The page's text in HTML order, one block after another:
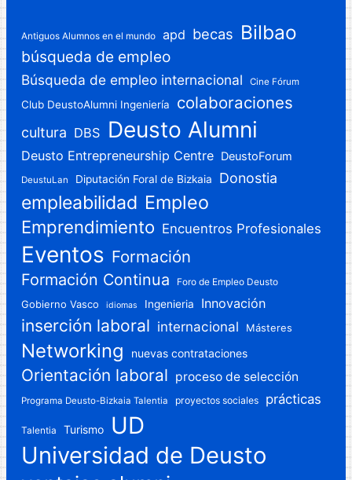
Antiguos Alumnos en el mundo apd becas Bilbao
búsqueda de empleo
Búsqueda de empleo internacional Cine Fórum
Club DeustoAlumni Ingeniería colaboraciones
cultura DBS Deusto Alumni
Deusto Entrepreneurship Centre DeustoForum
DeustuLan Diputación Foral de Bizkaia Donostia
empleabilidad Empleo
Emprendimiento Encuentros Profesionales
Eventos Formación
Formación Continua Foro de Empleo Deusto
Gobierno Vasco idiomas Ingenieria Innovación
inserción laboral internacional Másteres
Networking nuevas contrataciones
Orientación laboral proceso de selección
Programa Deusto-Bizkaia Talentia proyectos sociales prácticas
Talentia Turismo
UD
Universidad de Deusto